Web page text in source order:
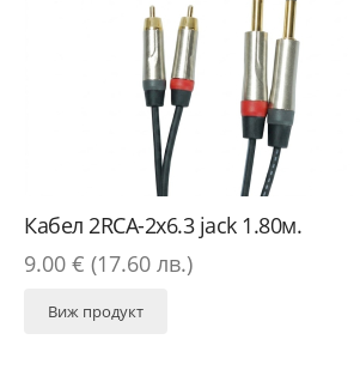
Кабел 2RCA-2x6.3 jack 1.80м.
9.00 € (17.60 лв.)
Виж продукт